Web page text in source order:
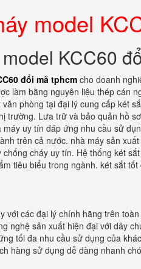
model
KCC60
đổi mã tphcm cho doanh
làm bằng nguyên liệu thép cán
phòng tại đại lý cung cấp két
trường. Lưa trữ và bảo quản hồ
uy tín đáp ứng nhu cầu sử
trên cả nước. nhà máy sản
cháy uy tín. Hệ thống két
tiêu biểu trong ngành. két sắt
với các đại lý chính hãng trên
nghệ sản xuất hiện đại với dây
tối đa nhu cầu sử dụng của
hàng sử dụng dễ dàng nhanh